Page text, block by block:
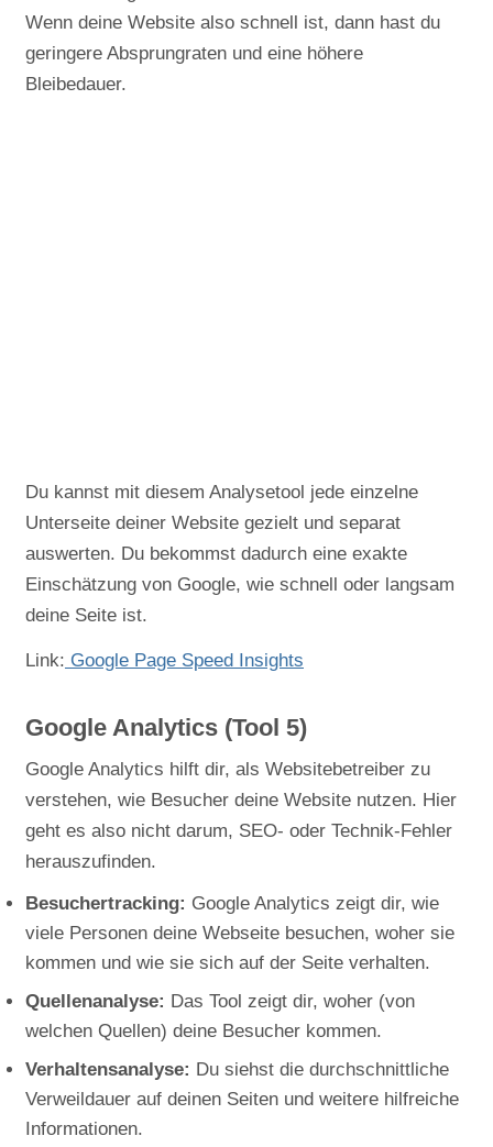
Wenn deine Website also schnell ist, dann hast du
geringere Absprungraten und eine höhere
Bleibedauer.
Du kannst mit diesem Analysetool jede einzelne
Unterseite deiner Website gezielt und separat
auswerten. Du bekommst dadurch eine exakte
Einschätzung von Google, wie schnell oder langsam
deine Seite ist.
Link: Google Page Speed Insights
Google Analytics (Tool 5)
Google Analytics hilft dir, als Websitebetreiber zu
verstehen, wie Besucher deine Website nutzen. Hier
geht es also nicht darum, SEO- oder Technik-Fehler
herauszufinden.
Besuchertracking: Google Analytics zeigt dir, wie
viele Personen deine Webseite besuchen, woher sie
kommen und wie sie sich auf der Seite verhalten.
Quellenanalyse: Das Tool zeigt dir, woher (von
welchen Quellen) deine Besucher kommen.
Verhaltensanalyse: Du siehst die durchschnittliche
Verweildauer auf deinen Seiten und weitere hilfreiche
Informationen.